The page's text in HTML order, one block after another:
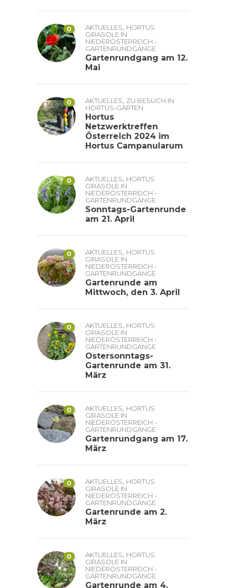
0 AKTUELLES, HORTUS
GIRASOLE IN
NIEDERÖSTERREICH -
GARTENRUNDGÄNGE
Gartenrundgang am 12.
Mai
0 AKTUELLES, ZU BESUCH IN
HORTUS-GÄRTEN
Hortus
Netzwerktreffen
Österreich 2024 im
Hortus Campanularum
0 AKTUELLES, HORTUS
GIRASOLE IN
NIEDERÖSTERREICH -
GARTENRUNDGÄNGE
Sonntags-Gartenrunde
am 21. April
0 AKTUELLES, HORTUS
GIRASOLE IN
NIEDERÖSTERREICH -
GARTENRUNDGÄNGE
Gartenrunde am
Mittwoch, den 3. April
0 AKTUELLES, HORTUS
GIRASOLE IN
NIEDERÖSTERREICH -
GARTENRUNDGÄNGE
Ostersonntags-
Gartenrunde am 31.
März
0 AKTUELLES, HORTUS
GIRASOLE IN
NIEDERÖSTERREICH -
GARTENRUNDGÄNGE
Gartenrundgang am 17.
März
0 AKTUELLES, HORTUS
GIRASOLE IN
NIEDERÖSTERREICH -
GARTENRUNDGÄNGE
Gartenrunde am 2.
März
0 AKTUELLES, HORTUS
GIRASOLE IN
NIEDERÖSTERREICH -
GARTENRUNDGÄNGE
Gartenrunde am 4.